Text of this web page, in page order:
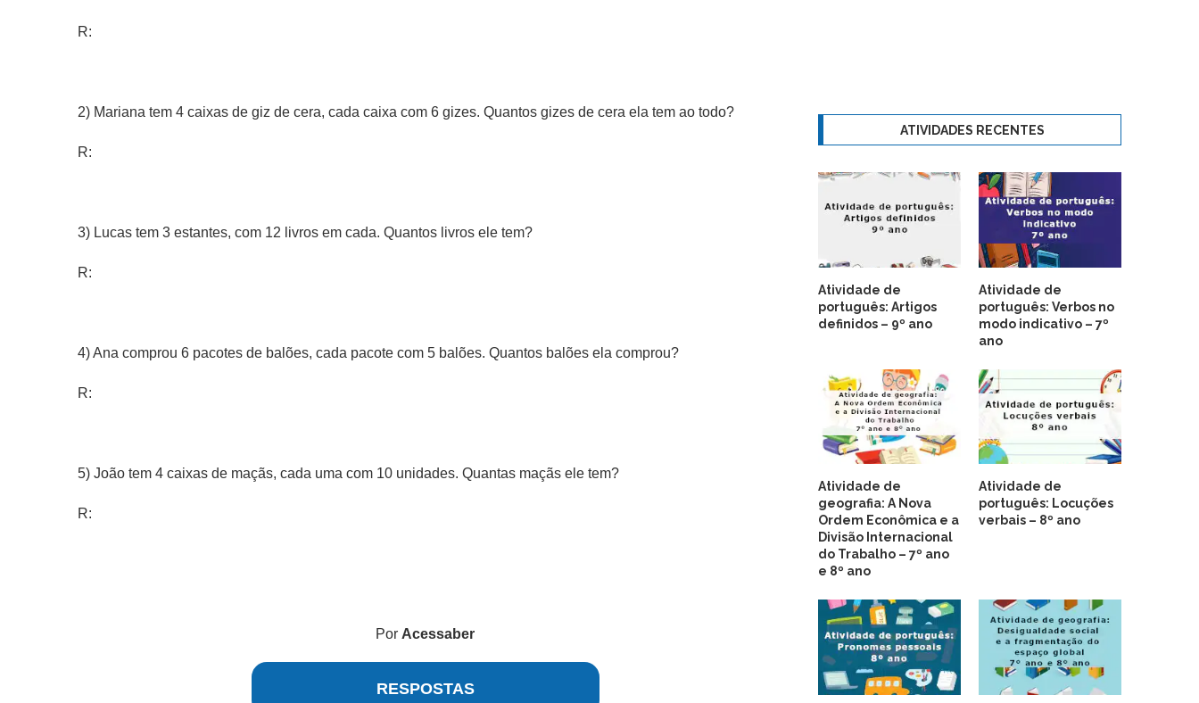
R:
2) Mariana tem 4 caixas de giz de cera, cada caixa com 6 gizes. Quantos gizes de cera ela tem ao todo?
R:
3) Lucas tem 3 estantes, com 12 livros em cada. Quantos livros ele tem?
R:
4) Ana comprou 6 pacotes de balões, cada pacote com 5 balões. Quantos balões ela comprou?
R:
5) João tem 4 caixas de maçãs, cada uma com 10 unidades. Quantas maçãs ele tem?
R:
Por Acessaber
RESPOSTAS
ATIVIDADES RECENTES
Atividade de
português: Artigos
definidos – 9º ano
Atividade de
português: Verbos no
modo indicativo – 7º
ano
Atividade de
geografia: A Nova
Ordem Econômica e a
Divisão Internacional
do Trabalho – 7º ano
e 8º ano
Atividade de
português: Locuções
verbais – 8º ano